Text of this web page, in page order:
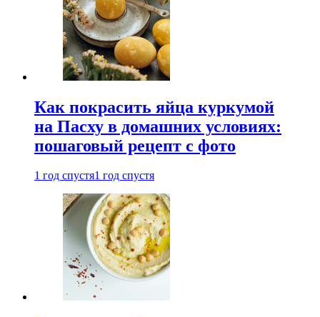
Как покрасить яйца куркумой
на Пасху в домашних условиях:
пошаговый рецепт с фото
1 год спустя1 год спустя